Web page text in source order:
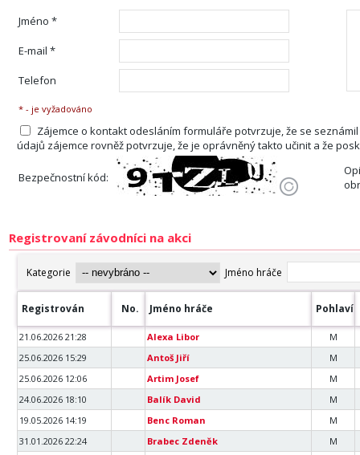
Jméno *
E-mail *
Telefon
* - je vyžadováno
Zájemce o kontakt odesláním formuláře potvrzuje, že se
údajů zájemce rovněž potvrzuje, že je oprávněný takto učinit a že
Bezpečnostní kód:
Registrovaní závodníci na akci
Registrován No. Jméno hráče Pohlaví
21.06.2026 21:28 Alexa Libor
M
25.06.2026 15:29
Antoš Jiří
M
25.06.2026 12:06
Artim Josef
M
24.06.2026 18:10
Balík David
M
19.05.2026 14:19
Benc Roman
M
31.01.2026 22:24
Brabec Zdeněk
M